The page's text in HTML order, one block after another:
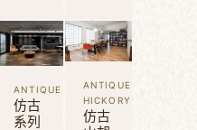
ANTIQUE
仿古
系列
ANTIQUE
HICKORY
仿古